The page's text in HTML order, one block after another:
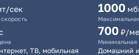
сек
ТВ, мобильная
1000
700 ₽/
Минимальная
Домашний